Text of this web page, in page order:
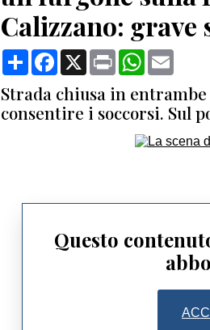
Calizzano: grave
CondividiFacebook
X Print WhatsApp
Strada chiusa in
consentire i soccorsi. Sul
Questo